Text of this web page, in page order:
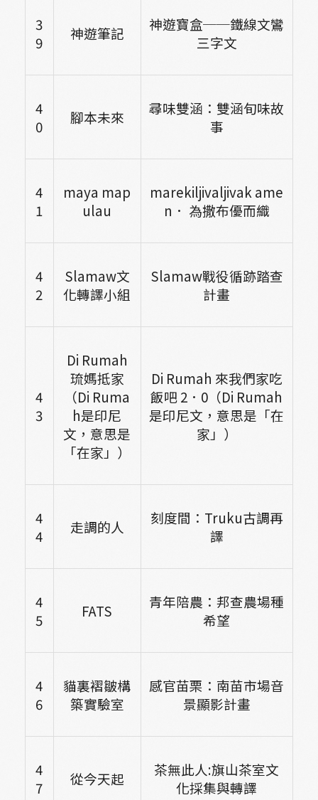
3
9
神遊筆記
神遊寶盒──鐵線文鸞
三字文
4
0
腳本未來
尋味雙涵：雙涵旬味故
事
4
1
maya map
ulau
marekiljivaljivak ame
n ． 為撒布優而織
4
2
Slamaw文
化轉譯小組
Slamaw戰役循跡踏查
計畫
4
3
Di Rumah
琉媽抵家
（Di Ruma
h是印尼
文，意思是
「在家」）
Di Rumah 來我們家吃
飯吧 2．0（Di Rumah
是印尼文，意思是「在
家」）
4
4
走調的人
刻度間：Truku古調再
譯
4
5
FATS
青年陪農：邦查農場種
希望
4
6
貓裏褶皺構
築實驗室
感官苗栗：南苗市場音
景顯影計畫
4
7
從今天起
茶無此人:旗山茶室文
化採集與轉譯